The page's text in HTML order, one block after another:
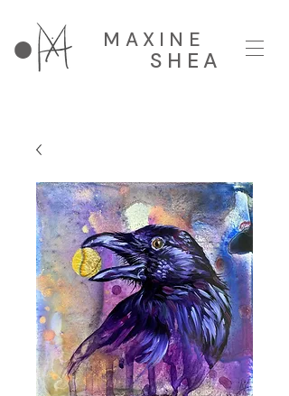
MAXINE
SHEA